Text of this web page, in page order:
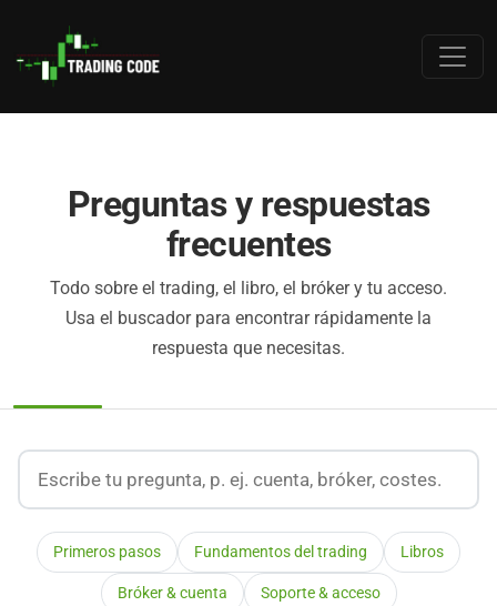
Preguntas y respuestas
frecuentes
Todo sobre el trading, el libro, el bróker y tu acceso.
Usa el buscador para encontrar rápidamente la
respuesta que necesitas.
Buscar preguntas
Primeros pasos Fundamentos del trading Libros
Bróker & cuenta Soporte & acceso